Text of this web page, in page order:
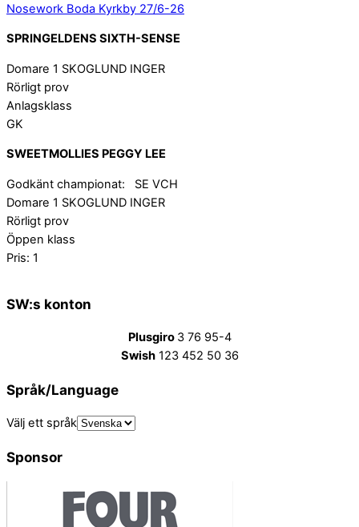
Nosework Boda Kyrkby 27/6-26
SPRINGELDENS SIXTH-SENSE
Domare 1 SKOGLUND INGER
Rörligt prov
Anlagsklass
GK
SWEETMOLLIES PEGGY LEE
Godkänt championat: SE VCH
Domare 1 SKOGLUND INGER
Rörligt prov
Öppen klass
Pris: 1
SW:s konton
Plusgiro 3 76 95-4
Swish123 452 50 36
Språk/Language
Välj ett språk
Sponsor